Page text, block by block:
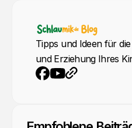
Tipps und Ideen für
und Erziehung Ihres